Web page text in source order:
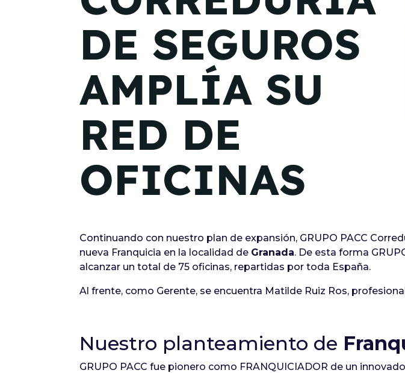
DE SEGUROS
AMPLÍA SU
RED DE
OFICINAS
Continuando con nuestro plan de expansión, GRUPO PACC
nueva Franquicia en la localidad de Granada. De esta forma
alcanzar un total de 75 oficinas, repartidas por toda España.
Al frente, como Gerente, se encuentra Matilde Ruiz Ros,
Nuestro planteamiento de
GRUPO PACC fue pionero como FRANQUICIADOR de un